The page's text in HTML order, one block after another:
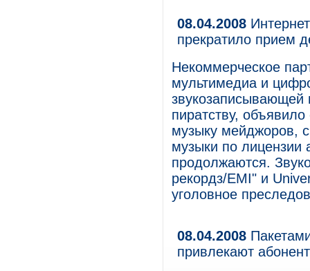
08.04.2008
прекратило прием
Некоммерческое
мультимедиа и
звукозаписывающей
пиратству,
музыку мейджоров,
музыки по
продолжаются.
рекордз/EMI" и
уголовное
08.04.2008
привлекают